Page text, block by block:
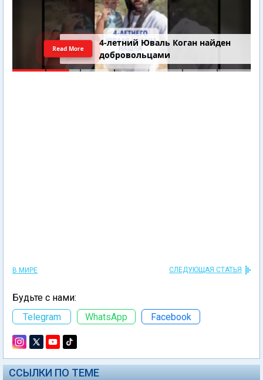
4-летний Юваль Коган найден
добровольцами
Read More
В МИРЕ СЛЕДУЮЩАЯ СТАТЬЯ
Будьте с нами:
Telegram
WhatsApp Facebook
ССЫЛКИ ПО ТЕМЕ